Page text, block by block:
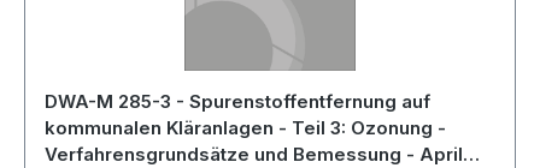
DWA-M 285-3 - Spurenstoffentfernung auf
kommunalen Kläranlagen - Teil 3: Ozonung -
Verfahrensgrundsätze und Bemessung - April